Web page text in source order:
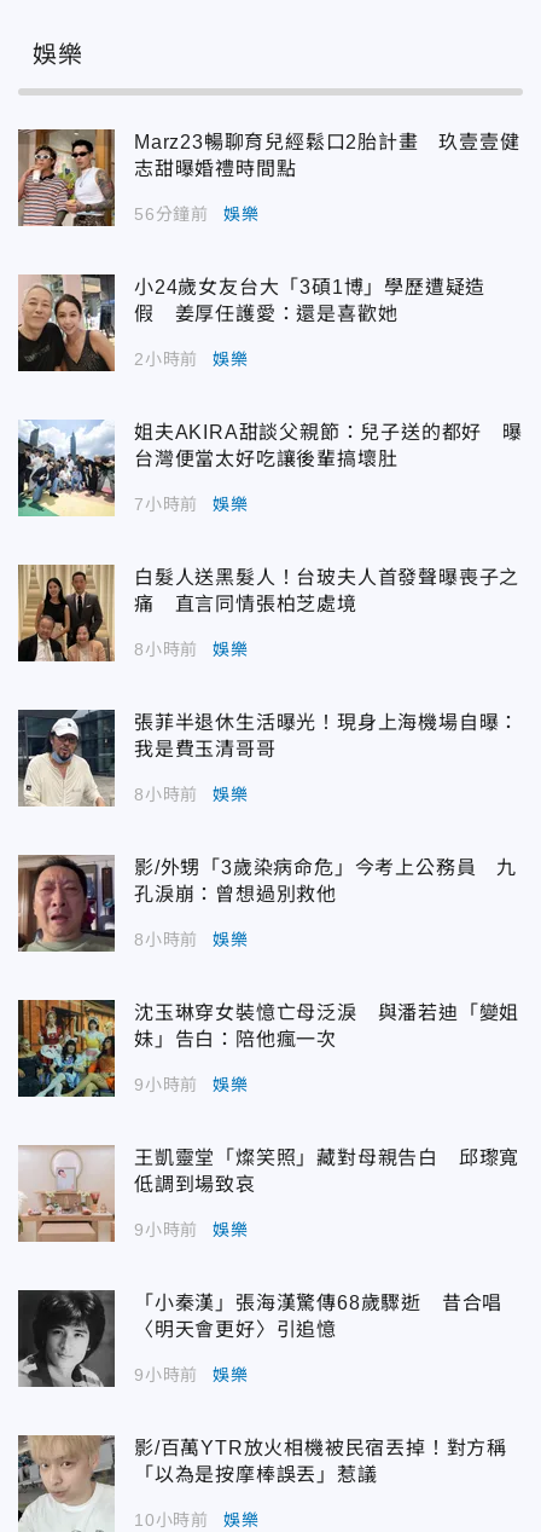
娛樂
Marz23暢聊育兒經鬆口2胎計畫 玖壹壹健
志甜曝婚禮時間點
56分鐘前 娛樂
小24歲女友台大「3碩1博」學歷遭疑造
假 姜厚任護愛：還是喜歡她
2小時前 娛樂
姐夫AKIRA甜談父親節：兒子送的都好 曝
台灣便當太好吃讓後輩搞壞肚
7小時前 娛樂
白髮人送黑髮人！台玻夫人首發聲曝喪子之
痛 直言同情張柏芝處境
8小時前 娛樂
張菲半退休生活曝光！現身上海機場自曝：
我是費玉清哥哥
8小時前 娛樂
影/外甥「3歲染病命危」今考上公務員 九
孔淚崩：曾想過別救他
8小時前 娛樂
沈玉琳穿女裝憶亡母泛淚 與潘若迪「變姐
妹」告白：陪他瘋一次
9小時前 娛樂
王凱靈堂「燦笑照」藏對母親告白 邱瓈寬
低調到場致哀
9小時前 娛樂
「小秦漢」張海漢驚傳68歲驟逝 昔合唱
〈明天會更好〉引追憶
9小時前 娛樂
影/百萬YTR放火相機被民宿丟掉！對方稱
「以為是按摩棒誤丟」惹議
10小時前 娛樂